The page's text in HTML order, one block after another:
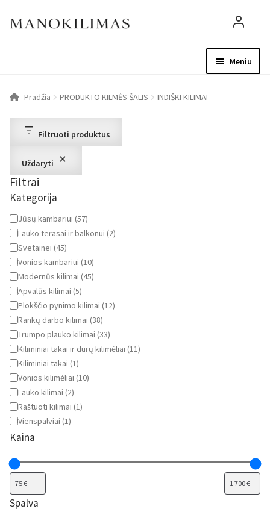
Meniu
D.U.K.
Apie mus
Paskyra
Pradžia PRODUKTO KILMĖS ŠALIS INDIŠKI KILIMAI
Filtruoti produktus
Uždaryti
Filtrai
Kategorija
Kategorija
Jūsų kambariui (57)
Lauko terasai ir balkonui (2)
Svetainei (45)
Vonios kambariui (10)
Modernūs kilimai (45)
Apvalūs kilimai (5)
Plokščio pynimo kilimai (12)
Rankų darbo kilimai (38)
Trumpo plauko kilimai (33)
Kiliminiai takai ir durų kilimėliai (11)
Kiliminiai takai (1)
Vonios kilimėliai (10)
Lauko kilimai (2)
Raštuoti kilimai (1)
Vienspalviai (1)
Kaina
Spalva